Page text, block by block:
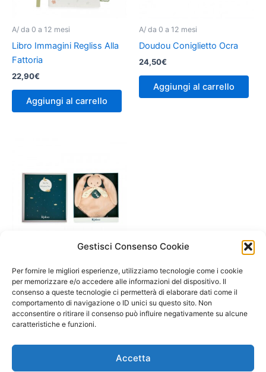
Gestisci Consenso Cookie
Per fornire le migliori esperienze, utilizziamo tecnologie come i cookie
per memorizzare e/o accedere alle informazioni del dispositivo. Il
consenso a queste tecnologie ci permetterà di elaborare dati come il
comportamento di navigazione o ID unici su questo sito. Non
acconsentire o ritirare il consenso può influire negativamente su alcune
caratteristiche e funzioni.
Accetta
A/ da 0 a 12 mesi
Libro Immagini Regliss Alla
Fattoria
22,90€
Aggiungi al carrello
A/ da 0 a 12 mesi
Doudou Coniglietto Ocra
24,50€
Aggiungi al carrello
Doudou Coniglietto Pesca
22,90€
Aggiungi al carrello